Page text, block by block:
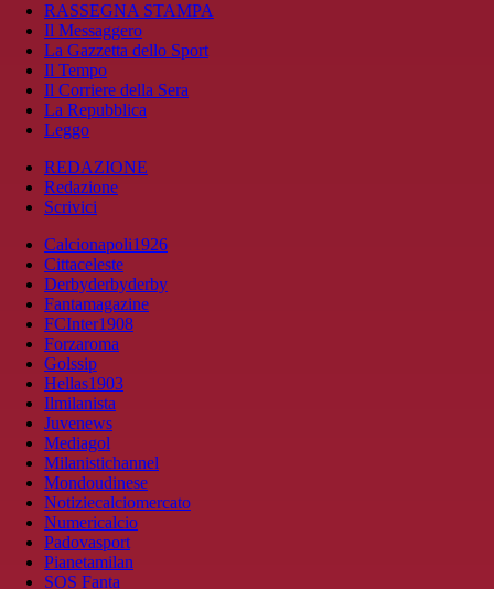
RASSEGNA STAMPA
Il Messaggero
La Gazzetta dello Sport
Il Tempo
Il Corriere della Sera
La Repubblica
Leggo
REDAZIONE
Redazione
Scrivici
Calcionapoli1926
Cittaceleste
Derbyderbyderby
Fantamagazine
FCInter1908
Forzaroma
Golssip
Hellas1903
Ilmilanista
Juvenews
Mediagol
Milanistichannel
Mondoudinese
Notiziecalciomercato
Numericalcio
Padovasport
Pianetamilan
SOS Fanta